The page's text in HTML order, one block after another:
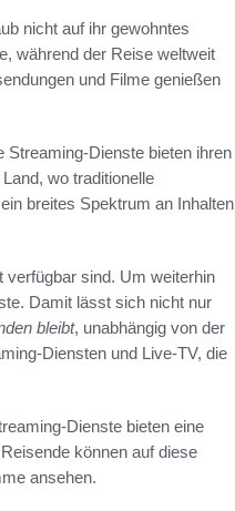
nicht auf ihr gewohntes
während der Reise weltweit
und Filme genießen
Streaming-Dienste bieten ihren
wo traditionelle
breites Spektrum an Inhalten
verfügbar sind. Um weiterhin
Damit lässt sich nicht nur
bleibt, unabhängig von der
Diensten und Live-TV, die
Dienste bieten eine
können auf diese
ansehen.